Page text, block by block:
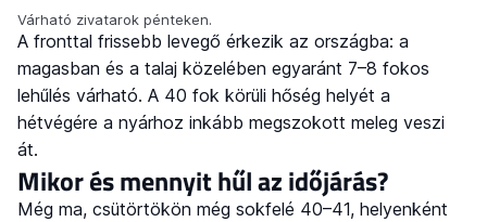
Várható zivatarok pénteken.
A fronttal frissebb levegő érkezik az országba: a
magasban és a talaj közelében egyaránt 7–8 fokos
lehűlés várható. A 40 fok körüli hőség helyét a
hétvégére a nyárhoz inkább megszokott meleg veszi
át.
Mikor és mennyit hűl az időjárás?
Még ma, csütörtökön még sokfelé 40–41, helyenként